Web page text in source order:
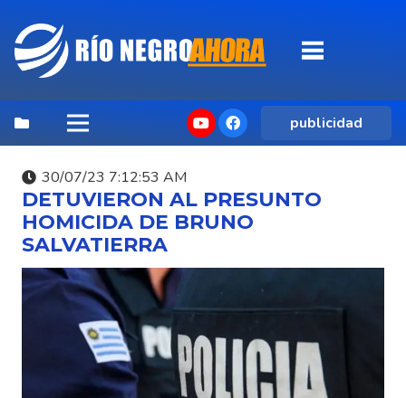
publicidad
30/07/23 7:12:53 AM
DETUVIERON AL PRESUNTO
HOMICIDA DE BRUNO
SALVATIERRA